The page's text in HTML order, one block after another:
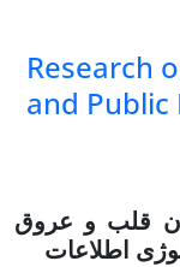
Research
and Public
قلب و عروق
اطلاعات